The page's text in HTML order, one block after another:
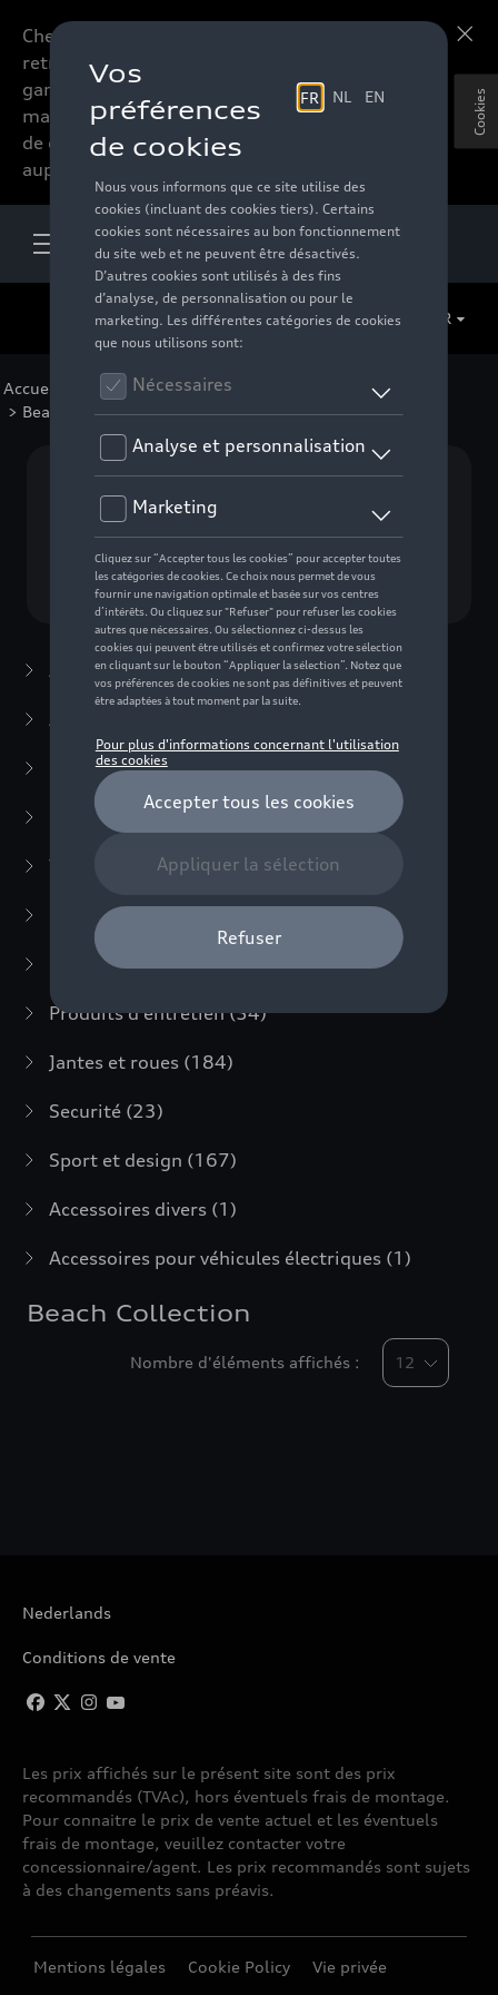
Chers accessoires-lovers,
retrouvez dorénavant toute la
gamme d’accessoires de votre
marque préférée sous forme
de catalogue à commander
auprès de votre distributeur.
FR
Accueil Pour votre Audi >
CUPRA
> Beach Collection
Aucun modèle sélectionné (Tout afficher)
Choisissez un modèle
Accessoires d'été(7)
Accessoires d'hiver
Packs(38)
E-mobilité
Transport (94)
Confort et protection
Multimédia(14)
Produits d'entretien(54)
Jantes et roues (184)
Securité (23)
Sport et design (167)
Accessoires divers (1)
Accessoires pour véhicules électriques (1)
Beach Collection
Nombre d'éléments affichés :
Nederlands
Conditions de vente
Les prix affichés sur le présent site sont des prix
recommandés (TVAc), hors éventuels frais de montage.
Pour connaitre le prix de vente actuel et les éventuels
frais de montage, veuillez contacter votre
concessionnaire/agent. Les prix recommandés sont sujets
à des changements sans préavis.
Mentions légales Cookie Policy Vie privée
Cookies